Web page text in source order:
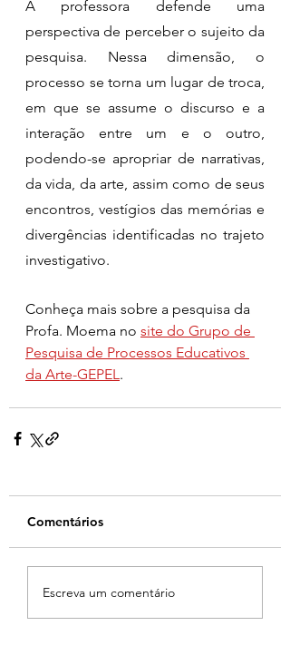
A professora defende uma
perspectiva de perceber o sujeito da
pesquisa. Nessa dimensão, o
processo se torna um lugar de troca,
em que se assume o discurso e a
interação entre um e o outro,
podendo-se apropriar de narrativas,
da vida, da arte, assim como de seus
encontros, vestígios das memórias e
divergências identificadas no trajeto
investigativo.
Conheça mais sobre a pesquisa da
Profa. Moema no site do Grupo de
Pesquisa de Processos Educativos
da Arte-GEPEL.
Comentários
Escreva um comentário